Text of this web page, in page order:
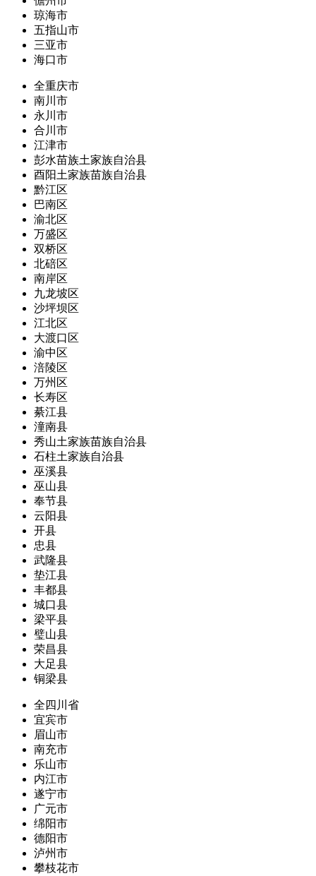
琼海市
五指山市
三亚市
海口市
全重庆市
南川市
永川市
合川市
江津市
彭水苗族土家族自治县
酉阳土家族苗族自治县
黔江区
巴南区
渝北区
万盛区
双桥区
北碚区
南岸区
九龙坡区
沙坪坝区
江北区
大渡口区
渝中区
涪陵区
万州区
长寿区
綦江县
潼南县
秀山土家族苗族自治县
石柱土家族自治县
巫溪县
巫山县
奉节县
云阳县
开县
忠县
武隆县
垫江县
丰都县
城口县
梁平县
璧山县
荣昌县
大足县
铜梁县
全四川省
宜宾市
眉山市
南充市
乐山市
内江市
遂宁市
广元市
绵阳市
德阳市
泸州市
攀枝花市